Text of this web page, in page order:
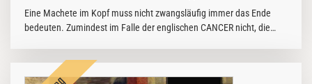
Eine Machete im Kopf muss nicht zwangsläufig immer das Ende
bedeuten. Zumindest im Falle der englischen CANCER nicht, die